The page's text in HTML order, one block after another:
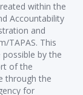
within the
Accountability
and
TAPAS. This
by the
of the
through the
for